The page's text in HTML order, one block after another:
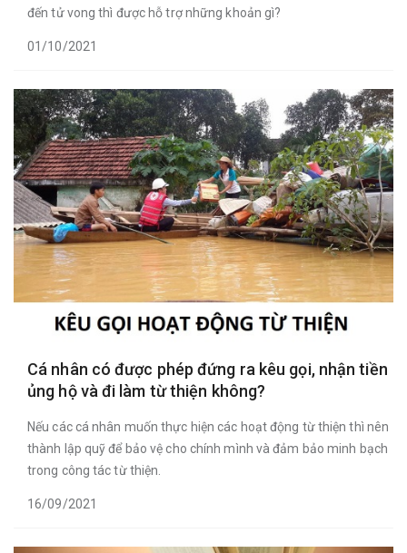
đến tử vong thì được hỗ trợ những khoản gì?
01/10/2021
Cá nhân có được phép đứng ra kêu gọi, nhận tiền
ủng hộ và đi làm từ thiện không?
Nếu các cá nhân muốn thực hiện các hoạt động từ thiện thì nên
thành lập quỹ để bảo vệ cho chính mình và đảm bảo minh bạch
trong công tác từ thiện.
16/09/2021